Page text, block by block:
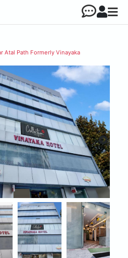
Atal Path Formerly Vinayaka